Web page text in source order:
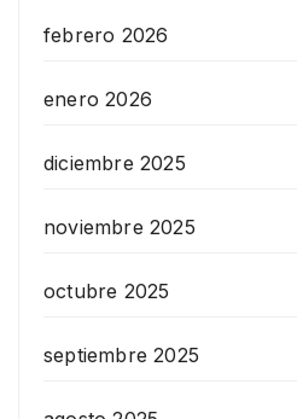
febrero 2026
enero 2026
diciembre 2025
noviembre 2025
octubre 2025
septiembre 2025